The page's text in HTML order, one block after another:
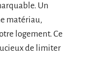
Un
matériau,
logement. Ce
de limiter